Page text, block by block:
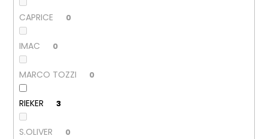
CAPRICE 0
IMAC 0
MARCO TOZZI 0
RIEKER 3
S.OLIVER 0
D
o
p
o